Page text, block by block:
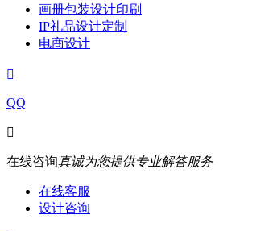
画册包装设计印刷
IP礼品设计定制
电商设计

QQ

在线咨询真诚为您提供专业解答服务
在线客服
设计咨询